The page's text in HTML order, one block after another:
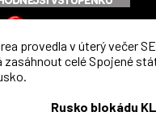
provedla v úterý večer
zasáhnout celé Spojené
Rusko blokádu